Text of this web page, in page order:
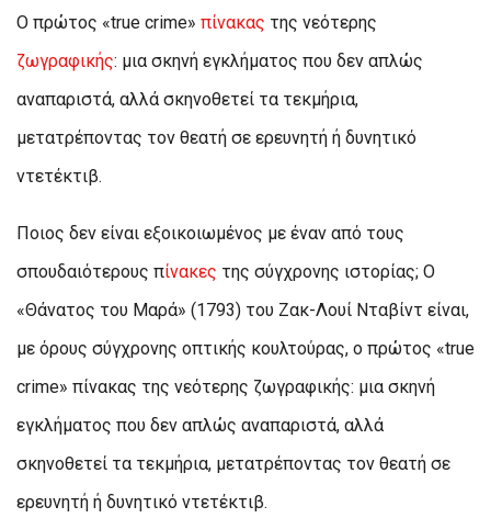
Ο πρώτος «true crime» πίνακας της νεότερης
ζωγραφικής: μια σκηνή εγκλήματος που δεν απλώς
αναπαριστά, αλλά σκηνοθετεί τα τεκμήρια,
μετατρέποντας τον θεατή σε ερευνητή ή δυνητικό
ντετέκτιβ.
Ποιος δεν είναι εξοικοιωμένος με έναν από τους
σπουδαιότερους πίνακες της σύγχρονης ιστορίας; Ο
«Θάνατος του Μαρά» (1793) του Ζακ-Λουί Νταβίντ είναι,
με όρους σύγχρονης οπτικής κουλτούρας, ο πρώτος «true
crime» πίνακας της νεότερης ζωγραφικής: μια σκηνή
εγκλήματος που δεν απλώς αναπαριστά, αλλά
σκηνοθετεί τα τεκμήρια, μετατρέποντας τον θεατή σε
ερευνητή ή δυνητικό ντετέκτιβ.